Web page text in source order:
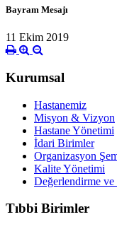
Bayram Mesajı
11 Ekim 2019
Kurumsal
Hastanemiz
Misyon & Vizyon
Hastane Yönetimi
İdari Birimler
Organizasyon
Kalite Yönetimi
Değerlendirme
Tıbbi Birimler